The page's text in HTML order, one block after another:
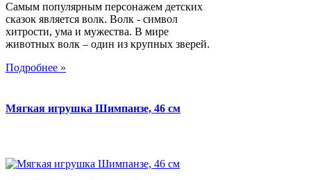
Самым популярным персонажем детских
сказок является волк. Волк - символ
хитрости, ума и мужества. В мире
животных волк – один из крупных зверей.
Подробнее »
Мягкая игрушка Шимпанзе, 46 см